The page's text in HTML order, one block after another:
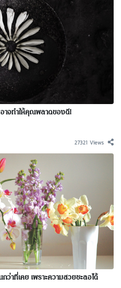
อาจทำให้คุณพลาดของดี!
27321 Views
ว่าที่เคย เพราะความสวยชะลอได้